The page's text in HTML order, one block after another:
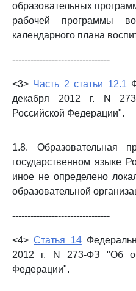
образовательных
рабочей программы
календарного плана
--------------------------------
<3> Часть 2 статьи 12.1
декабря 2012 г. N
Российской Федерации".
1.8. Образовательная
государственном языке
иное не определено
образовательной
--------------------------------
<4>Статья 14
2012 г. N 273-ФЗ "Об
Федерации".